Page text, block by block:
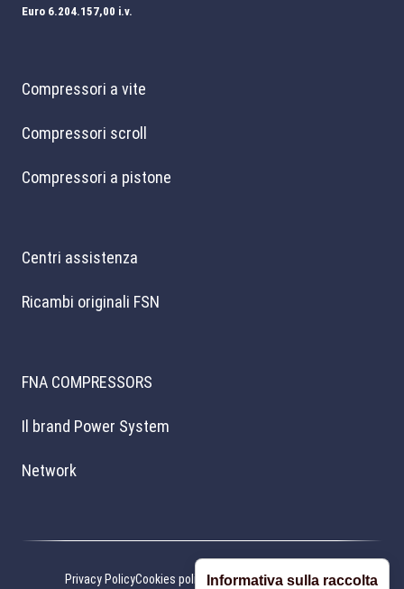
Euro 6.204.157,00 i.v.
Compressori a vite
Compressori scroll
Compressori a pistone
Centri assistenza
Ricambi originali FSN
FNA COMPRESSORS
Il brand Power System
Network
Privacy PolicyCookies policyPreferenze cookieCredits
Informativa sulla raccolta